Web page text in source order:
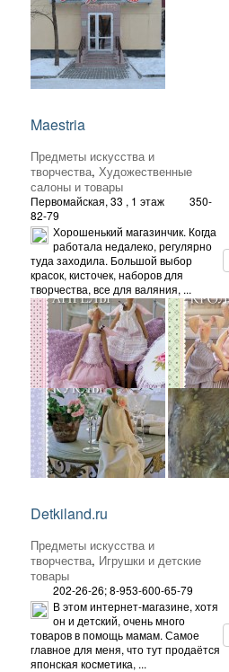
Maestria
Предметы искусства и
творчества, Художественные
салоны и товары
Первомайская, 33 , 1 этаж
350-
82-79
Хорошенький магазинчик. Когда
работала недалеко, регулярно
туда заходила. Большой выбор
красок, кисточек, наборов для
творчества, все для валяния, ...
Detkiland.ru
Предметы искусства и
творчества, Игрушки и детские
товары
202-26-26; 8-953-600-65-79
В этом интернет-магазине, хотя
он и детский, очень много
товаров в помощь мамам. Самое
главное для меня, что тут продаётся
японская косметика, ...